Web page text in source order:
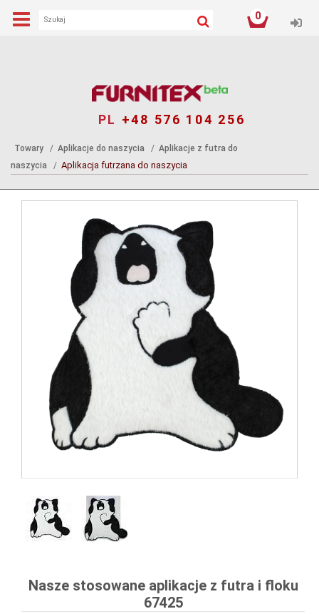
0
PL +48 576 104 256
Towary Aplikacje do naszycia
Aplikacje z futra do
naszycia
Aplikacja futrzana do naszycia
Nasze stosowane aplikacje z futra i floku
67425